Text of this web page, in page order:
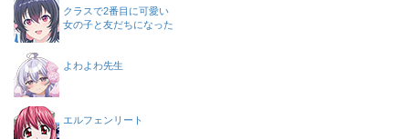
クラスで2番目に可愛い
女の子と友だちになった
よわよわ先生
エルフェンリート